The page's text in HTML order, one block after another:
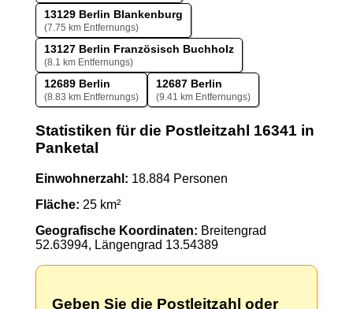
13129 Berlin Blankenburg
(7.75 km Entfernungs)
13127 Berlin Französisch Buchholz
(8.1 km Entfernungs)
12689 Berlin
(8.83 km Entfernungs)
12687 Berlin
(9.41 km Entfernungs)
Statistiken für die Postleitzahl 16341 in
Panketal
Einwohnerzahl: 18.884 Personen
Fläche: 25 km²
Geografische Koordinaten: Breitengrad
52.63994, Längengrad 13.54389
Geben Sie die Postleitzahl oder